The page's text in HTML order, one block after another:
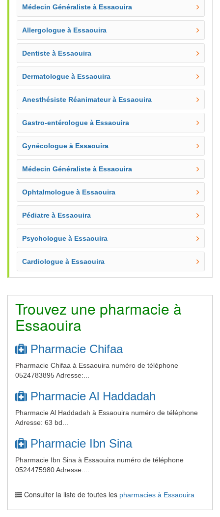
Médecin Généraliste à Essaouira
Allergologue à Essaouira
Dentiste à Essaouira
Dermatologue à Essaouira
Anesthésiste Réanimateur à Essaouira
Gastro-entérologue à Essaouira
Gynécologue à Essaouira
Médecin Généraliste à Essaouira
Ophtalmologue à Essaouira
Pédiatre à Essaouira
Psychologue à Essaouira
Cardiologue à Essaouira
Trouvez une pharmacie à
Essaouira
Pharmacie Chifaa
Pharmacie Chifaa à Essaouira numéro de téléphone
0524783895 Adresse:...
Pharmacie Al Haddadah
Pharmacie Al Haddadah à Essaouira numéro de téléphone
Adresse: 63 bd...
Pharmacie Ibn Sina
Pharmacie Ibn Sina à Essaouira numéro de téléphone
0524475980 Adresse:...
Consulter la liste de toutes les pharmacies à Essaouira